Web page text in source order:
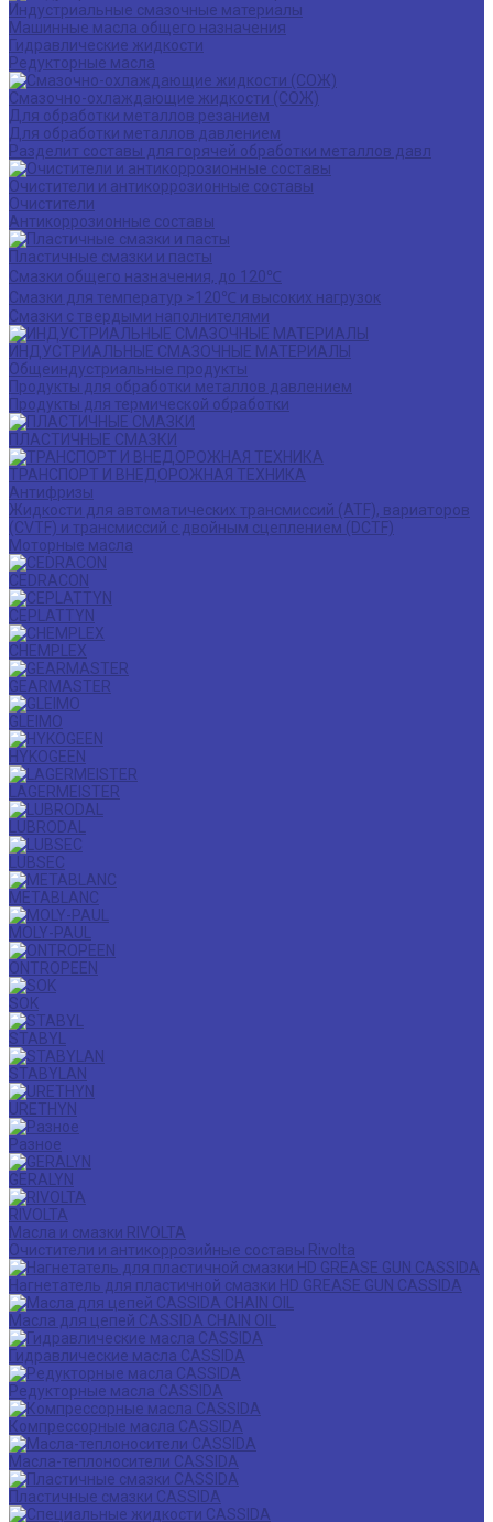
Индустриальные смазочные материалы
Машинные масла общего назначения
Гидравлические жидкости
Редукторные масла
Смазочно-охлаждающие жидкости (СОЖ)
Для обработки металлов резанием
Для обработки металлов давлением
Разделит составы для горячей обработки металлов давл
Очистители и антикоррозионные составы
Очистители
Антикоррозионные составы
Пластичные смазки и пасты
Смазки общего назначения, до 120℃
Смазки для температур >120℃ и высоких нагрузок
Смазки с твердыми наполнителями
ИНДУСТРИАЛЬНЫЕ СМАЗОЧНЫЕ МАТЕРИАЛЫ
Общеиндустриальные продукты
Продукты для обработки металлов давлением
Продукты для термической обработки
ПЛАСТИЧНЫЕ СМАЗКИ
ТРАНСПОРТ И ВНЕДОРОЖНАЯ ТЕХНИКА
Антифризы
Жидкости для автоматических трансмиссий (ATF), вариаторов
(CVTF) и трансмиссий с двойным сцеплением (DCTF)
Моторные масла
CEDRACON
CEPLATTYN
CHEMPLEX
GEARMASTER
GLEIMO
HYKOGEEN
LAGERMEISTER
LUBRODAL
LUBSEC
METABLANC
MOLY-PAUL
ONTROPEEN
SOK
STABYL
STABYLAN
URETHYN
Разное
GERALYN
RIVOLTA
Масла и смазки RIVOLTA
Очистители и антикоррозийные составы Rivolta
Нагнетатель для пластичной смазки HD GREASE GUN CASSIDA
Масла для цепей CASSIDA CHAIN OIL
Гидравлические масла CASSIDA
Редукторные масла CASSIDA
Компрессорные масла CASSIDA
Масла-теплоносители CASSIDA
Пластичные смазки CASSIDA